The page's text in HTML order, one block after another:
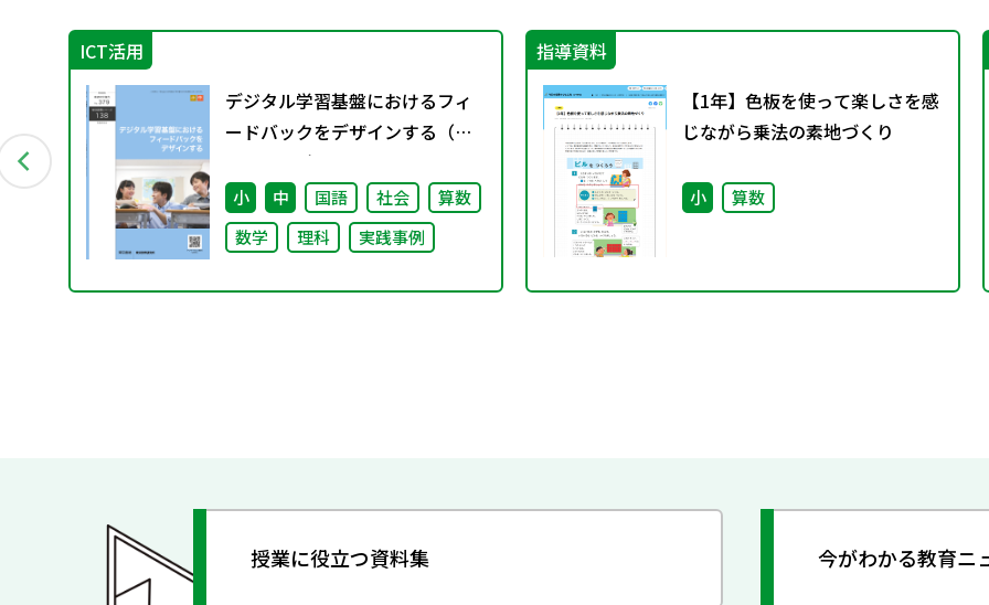
ICT活用
デジタル学習基盤におけるフィ
ードバックをデザインする（特
別課題138）
小 中 国語 社会
算数
数学
理科 実践事例
指導資料
【1年】色板を使って楽しさを感
じながら乗法の素地づくり
小 算数
授業に役立つ資料集 今がわかる教育ニ